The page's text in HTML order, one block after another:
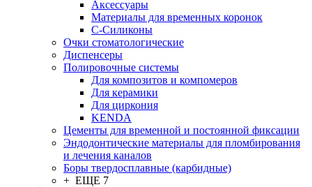
Аксессуары
Материалы для временных коронок
С-Силиконы
Очки стоматологические
Диспенсеры
Полировочные системы
Для композитов и компомеров
Для керамики
Для циркония
KENDA
Цементы для временной и постоянной фиксации
Эндодонтические материалы для пломбирования
и лечения каналов
Боры твердосплавные (карбидные)
+ ЕЩЕ 7